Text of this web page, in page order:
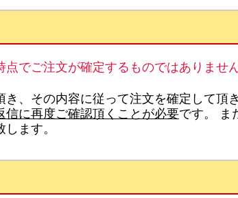
でご注文が確定するものではありません
、その内容に従って注文を確定して頂き
に再度ご確認頂くことが必要です。 ま
ます。